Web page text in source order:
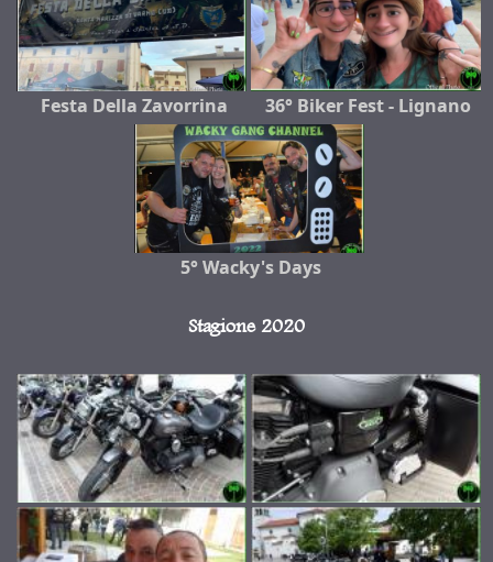
Festa Della Zavorrina 36° Biker Fest - Lignano
5° Wacky's Days
Stagione 2020